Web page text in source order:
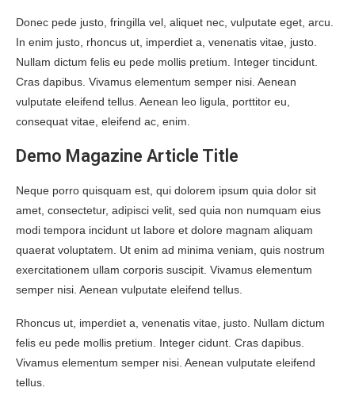
Donec pede justo, fringilla vel, aliquet nec, vulputate eget, arcu.
In enim justo, rhoncus ut, imperdiet a, venenatis vitae, justo.
Nullam dictum felis eu pede mollis pretium. Integer tincidunt.
Cras dapibus. Vivamus elementum semper nisi. Aenean
vulputate eleifend tellus. Aenean leo ligula, porttitor eu,
consequat vitae, eleifend ac, enim.
Demo Magazine Article Title
Neque porro quisquam est, qui dolorem ipsum quia dolor sit
amet, consectetur, adipisci velit, sed quia non numquam eius
modi tempora incidunt ut labore et dolore magnam aliquam
quaerat voluptatem. Ut enim ad minima veniam, quis nostrum
exercitationem ullam corporis suscipit. Vivamus elementum
semper nisi. Aenean vulputate eleifend tellus.
Rhoncus ut, imperdiet a, venenatis vitae, justo. Nullam dictum
felis eu pede mollis pretium. Integer cidunt. Cras dapibus.
Vivamus elementum semper nisi. Aenean vulputate eleifend
tellus.